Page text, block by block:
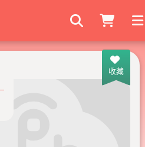
搜尋商家
收藏